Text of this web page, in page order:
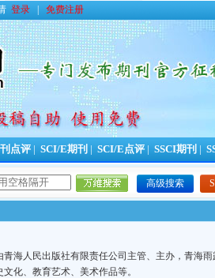
登录 免费注册
点评 SCI/E期刊 SCI/E点评 SSCI期刊
高级搜索
青海人民出版社有限责任公司主管、主办，青海
化、教育艺术、美术作品等。